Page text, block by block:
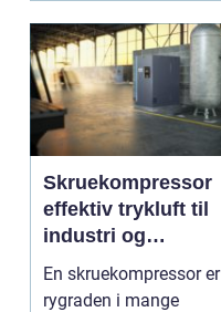
Skruekompressor
effektiv trykluft til
industri og
værksted
En skruekompressor er
rygraden i mange